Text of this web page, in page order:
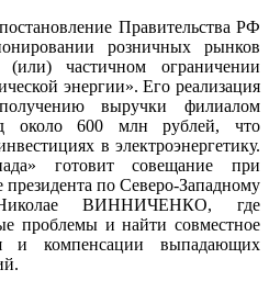
Правительства РФ
розничных рынков
(или) частичном ограничении
энергии». Его реализация
выручки филиалом
около 600 млн рублей, что
в электроэнергетику.
готовит совещание при
по Северо-Западному
Николае ВИННИЧЕНКО, где
проблемы и найти совместное
и компенсации выпадающих